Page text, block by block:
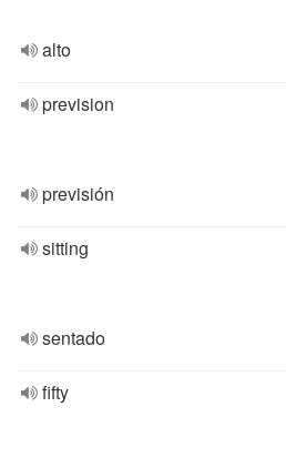
alto
prevision
previsión
sitting
sentado
fifty